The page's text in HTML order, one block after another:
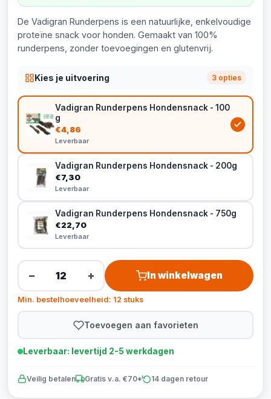
De Vadigran Runderpens is een natuurlijke, enkelvoudige
proteïne snack voor honden. Gemaakt van 100%
runderpens, zonder toevoegingen en glutenvrij.
Kies je uitvoering 3 opties
Vadigran Runderpens Hondensnack - 100
g
€4,86
Leverbaar
Vadigran Runderpens Hondensnack - 200g
€7,30
Leverbaar
Vadigran Runderpens Hondensnack - 750g
€22,70
Leverbaar
− + In winkelwagen
Min. bestelhoeveelheid: 12 stuks
Toevoegen aan favorieten
Leverbaar: levertijd 2-5 werkdagen
Veilig betalen Gratis v.a. €70* 14 dagen retour